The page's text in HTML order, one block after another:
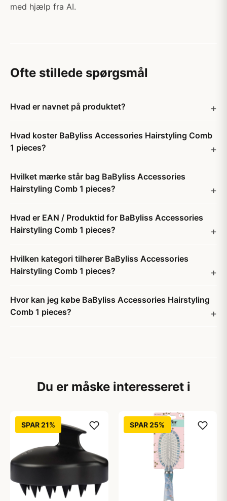
med hjælp fra AI.
Ofte stillede spørgsmål
Hvad er navnet på produktet?
Hvad koster BaByliss Accessories Hairstyling Comb
1 pieces?
Hvilket mærke står bag BaByliss Accessories
Hairstyling Comb 1 pieces?
Hvad er EAN / Produktid for BaByliss Accessories
Hairstyling Comb 1 pieces?
Hvilken kategori tilhører BaByliss Accessories
Hairstyling Comb 1 pieces?
Hvor kan jeg købe BaByliss Accessories Hairstyling
Comb 1 pieces?
Du er måske interesseret i
SPAR 21% SPAR 25%